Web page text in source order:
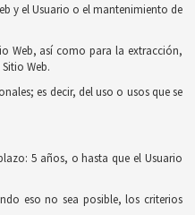
y el Usuario o el mantenimiento de
Web, así como para la extracción,
Web.
es decir, del uso o usos que se
5 años, o hasta que el Usuario
eso no sea posible, los criterios